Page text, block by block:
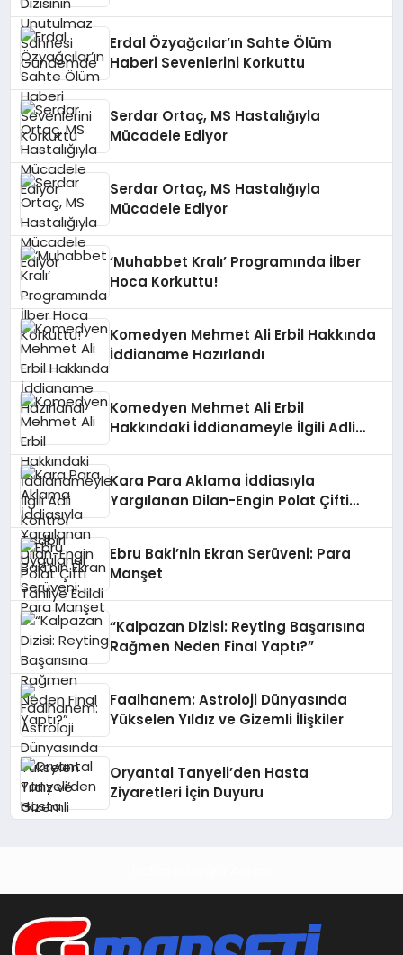
Erdal Özyağcılar’ın Sahte Ölüm
Haberi Sevenlerini Korkuttu
Serdar Ortaç, MS Hastalığıyla
Mücadele Ediyor
Serdar Ortaç, MS Hastalığıyla
Mücadele Ediyor
‘Muhabbet Kralı’ Programında İlber
Hoca Korkuttu!
Komedyen Mehmet Ali Erbil Hakkında
İddianame Hazırlandı
Komedyen Mehmet Ali Erbil
Hakkındaki İddianameyle İlgili Adli
Kara Para Aklama İddiasıyla
Yargılanan Dilan-Engin Polat Çifti
Ebru Baki’nin Ekran Serüveni: Para
Manşet
“Kalpazan Dizisi: Reyting Başarısına
Rağmen Neden Final Yaptı?”
Faalhanem: Astroloji Dünyasında
Yükselen Yıldız ve Gizemli İlişkiler
Oryantal Tanyeli’den Hasta
Ziyaretleri İçin Duyuru